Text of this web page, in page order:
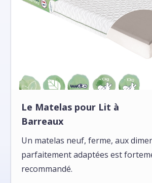
Le Matelas pour Lit à
Barreaux
Un matelas neuf, ferme, aux
parfaitement adaptées est
recommandé.